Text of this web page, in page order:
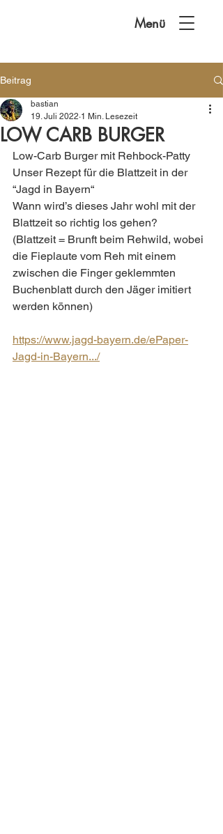
Menü
Beitrag
LOW CARB BURGER
bastian
19. Juli 2022 1 Min. Lesezeit
Low-Carb Burger mit Rehbock-Patty
Unser Rezept für die Blattzeit in der
“Jagd in Bayern“
Wann wird’s dieses Jahr wohl mit der
Blattzeit so richtig los gehen?
(Blattzeit = Brunft beim Rehwild, wobei
die Fieplaute vom Reh mit einem
zwischen die Finger geklemmten
Buchenblatt durch den Jäger imitiert
werden können)
https://www.jagd-bayern.de/ePaper-
Jagd-in-Bayern.../